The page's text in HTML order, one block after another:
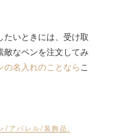
たいときには、受け取
敵なペンを注文してみ
の名入れのことなら こ
/アパレル/装飾品